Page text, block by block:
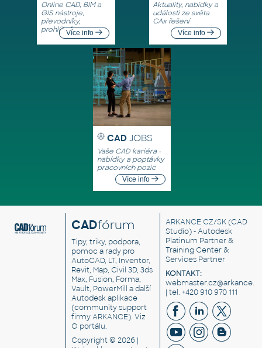
Online CAD, BIM a
GIS nástroje,
převodníky,
prohlížečeVíce info
Aktuality, nabídky a
události ze světa
CAx řešení
Více info
CAD JOBS
Vaše CAD kariéra -
nabídky a poptávky
pracovních pozic
Více info
CADfórum
Tipy, triky, podpora,
pomoc a rady pro
AutoCAD, LT, Inventor,
Revit, Map, Civil 3D, 3ds
Max, Fusion, Forma,
Vault, PowerMill a další
Autodesk aplikace
(community support
firmy ARKANCE). Viz
O portálu.
Copyright © 2026 |
ARKANCE CZ/SK(CAD
Studio) - Autodesk
Platinum Partner &
Training Center &
Services Partner
KONTAKT:
| tel. +420 910 970 111